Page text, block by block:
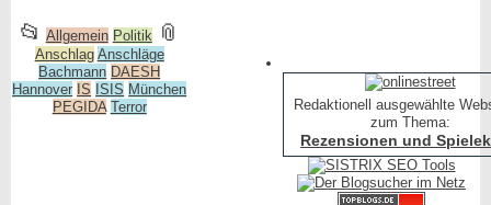
📂 This
entry
was
posted
Allgemein Politik 📎
Anschlag Anschläge
Bachmann DAESH
Hannover IS ISIS München
PEGIDA Terror
Redaktionell ausgewählte
zum Thema:
Rezensionen und